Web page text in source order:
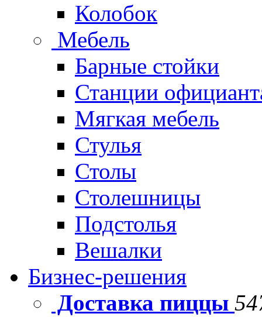
Колобок
Мебель
Барные стойки
Станции
Мягкая мебель
Стулья
Столы
Столешницы
Подстолья
Вешалки
Бизнес-решения
Доставка пиццы